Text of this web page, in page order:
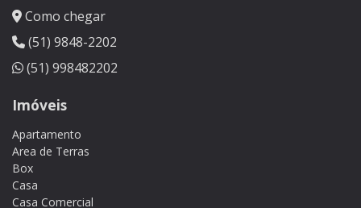
Como chegar
(51) 9848-2202
(51) 998482202
Imóveis
Apartamento
Area de Terras
Box
Casa
Casa Comercial